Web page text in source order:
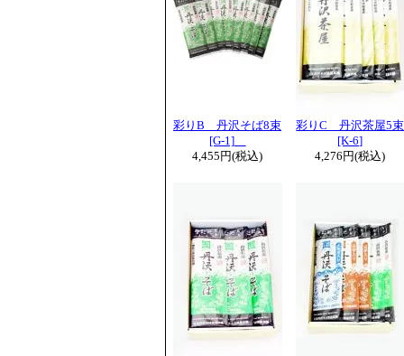
彩りB 丹沢そば8束
[G-1]
4,455円(税込)
彩りC 丹沢茶屋5束
[K-6]
4,276円(税込)